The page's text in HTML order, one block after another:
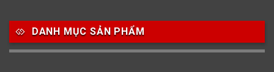
DANH MỤC SẢN PHẨM